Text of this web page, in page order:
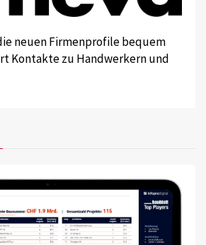
neuen Firmenprofile bequem
Kontakte zu Handwerkern und